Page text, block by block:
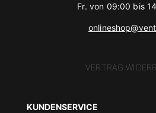
Fr. von 09:00 bis
VERTRAG
KUNDENSERVICE